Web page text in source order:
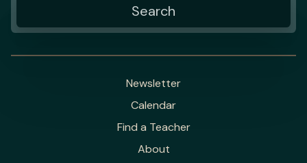
Newsletter
Calendar
Find a Teacher
About